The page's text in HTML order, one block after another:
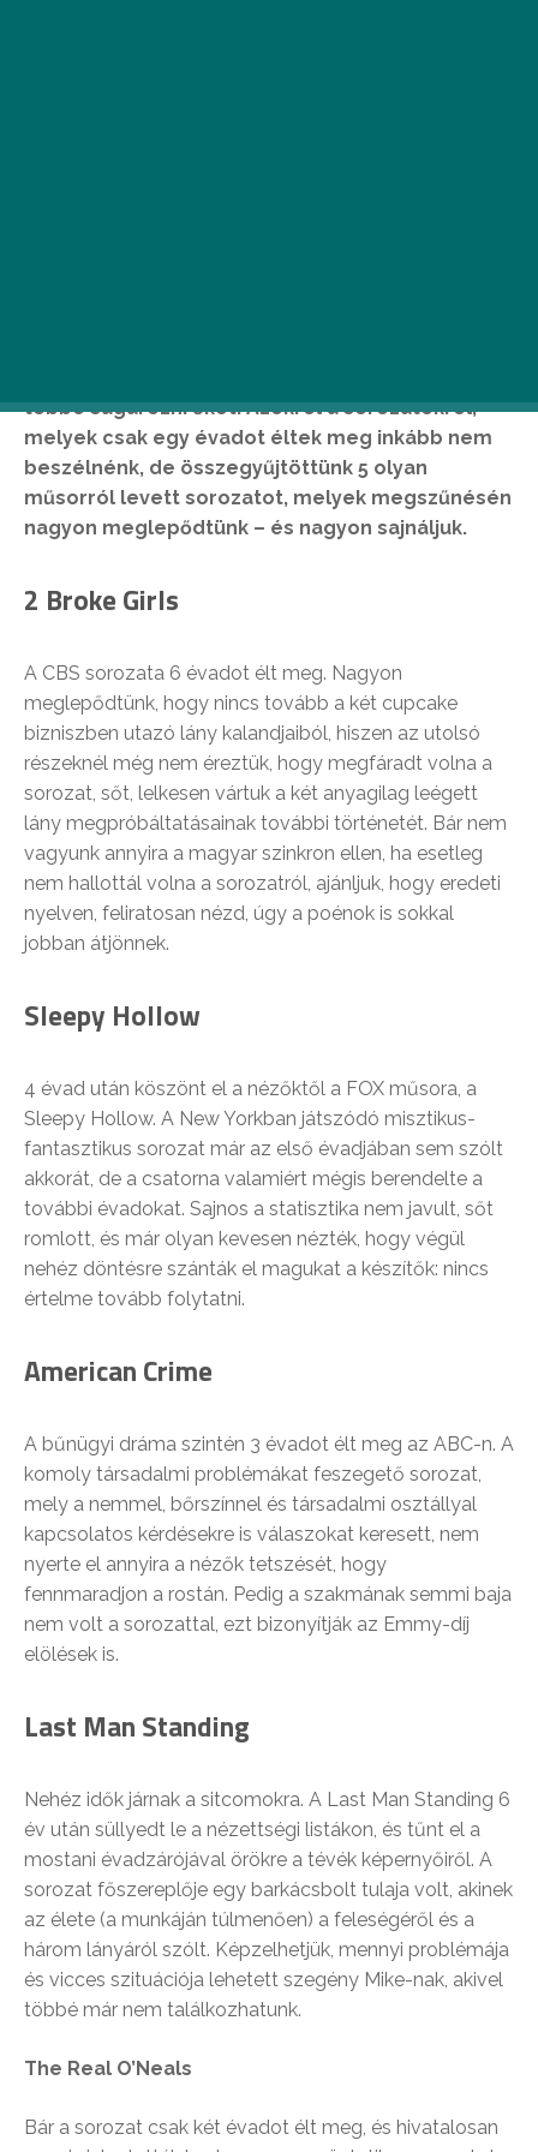
többé sugározni őket. Azokról a sorozatokról,
melyek csak egy évadot éltek meg inkább nem
beszélnénk, de összegyűjtöttünk 5 olyan
műsorról levett sorozatot, melyek megszűnésén
nagyon meglepődtünk – és nagyon sajnáljuk.
2 Broke Girls
A CBS sorozata 6 évadot élt meg. Nagyon
meglepődtünk, hogy nincs tovább a két cupcake
bizniszben utazó lány kalandjaiból, hiszen az utolsó
részeknél még nem éreztük, hogy megfáradt volna a
sorozat, sőt, lelkesen vártuk a két anyagilag leégett
lány megpróbáltatásainak további történetét. Bár nem
vagyunk annyira a magyar szinkron ellen, ha esetleg
nem hallottál volna a sorozatról, ajánljuk, hogy eredeti
nyelven, feliratosan nézd, úgy a poénok is sokkal
jobban átjönnek.
Sleepy Hollow
4 évad után köszönt el a nézőktől a FOX műsora, a
Sleepy Hollow. A New Yorkban játszódó misztikus-
fantasztikus sorozat már az első évadjában sem szólt
akkorát, de a csatorna valamiért mégis berendelte a
további évadokat. Sajnos a statisztika nem javult, sőt
romlott, és már olyan kevesen nézték, hogy végül
nehéz döntésre szánták el magukat a készítők: nincs
értelme tovább folytatni.
American Crime
A bűnügyi dráma szintén 3 évadot élt meg az ABC-n. A
komoly társadalmi problémákat feszegető sorozat,
mely a nemmel, bőrszínnel és társadalmi osztállyal
kapcsolatos kérdésekre is válaszokat keresett, nem
nyerte el annyira a nézők tetszését, hogy
fennmaradjon a rostán. Pedig a szakmának semmi baja
nem volt a sorozattal, ezt bizonyítják az Emmy-díj
elölések is.
Last Man Standing
Nehéz idők járnak a sitcomokra. A Last Man Standing 6
év után süllyedt le a nézettségi listákon, és tűnt el a
mostani évadzárójával örökre a tévék képernyőiről. A
sorozat főszereplője egy barkácsbolt tulaja volt, akinek
az élete (a munkáján túlmenően) a feleségéről és a
három lányáról szólt. Képzelhetjük, mennyi problémája
és vicces szituációja lehetett szegény Mike-nak, akivel
többé már nem találkozhatunk.
The Real O’Neals
Bár a sorozat csak két évadot élt meg, és hivatalosan